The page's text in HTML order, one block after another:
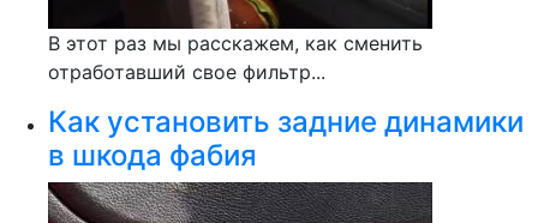
В этот раз мы расскажем, как сменить
отработавший свое фильтр...
Как установить задние динамики
в шкода фабия